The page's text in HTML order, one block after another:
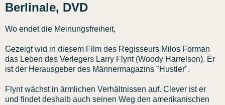
Berlinale, DVD
Wo endet die Meinungsfreiheit,
Gezeigt wid in diesem Film des Regisseurs Milos Forman
das Leben des Verlegers Larry Flynt (Woody Harrelson). Er
ist der Herausgeber des Männermagazins "Hustler".
Flynt wächst in ärmlichen Verhältnissen auf. Clever ist er
und findet deshalb auch seinen Weg den amerikanischen